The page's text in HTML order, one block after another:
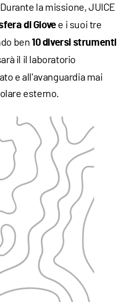
la missione, JUICE
di Giovee i suoi tre
ben10 diversi strumenti
il il laboratorio
e all'avanguardia mai
esterno.